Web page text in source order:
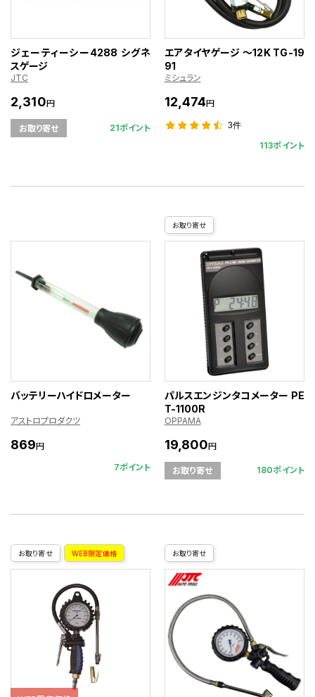
ジェーティーシー4288 シグネ
スゲージ
JTC
2,310円
お取り寄せ 21ポイント
エアタイヤゲージ ～12K TG-19
91
ミシュラン
12,474円
3件
113ポイント
バッテリーハイドロメーター
アストロプロダクツ
869円
7ポイント
お取り寄せ
パルスエンジンタコメーター PE
T-1100R
OPPAMA
19,800円
お取り寄せ 180ポイント
お取り寄せ WEB限定価格 お取り寄せ